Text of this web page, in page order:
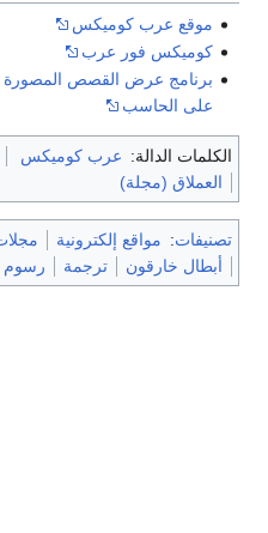
موقع عرب كوميكس
كوميكس فور عرب
برنامج عرض القصص المصورة
على الحاسب
الكلمات الدالة: عرب كوميكس
العملاق (مجلة)
تصنيفات: مواقع إلكترونية
أبطال خارقون
ترجمة رسوم